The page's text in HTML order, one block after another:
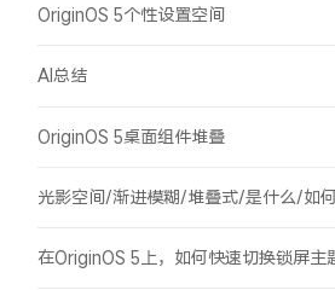
OriginOS 5个性设置空间
AI总结
OriginOS 5桌面组件堆叠
光影空间/渐进模糊/堆叠式/是什么/如何
在OriginOS 5上，如何快速切换锁屏主